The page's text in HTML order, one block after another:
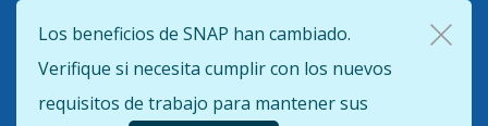
to
main
content
Los beneficios de SNAP han cambiado.
Verifique si necesita cumplir con los nuevos
requisitos de trabajo para mantener sus